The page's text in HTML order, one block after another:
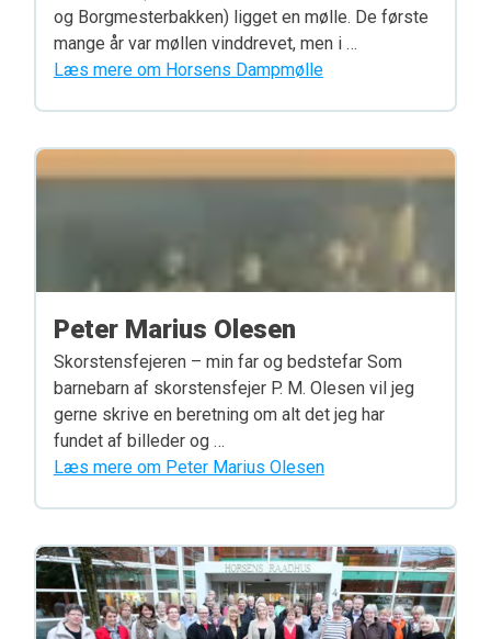
og Borgmesterbakken) ligget en mølle. De første
mange år var møllen vinddrevet, men i …
Læs mere om Horsens Dampmølle
Peter Marius Olesen
Skorstensfejeren – min far og bedstefar Som
barnebarn af skorstensfejer P. M. Olesen vil jeg
gerne skrive en beretning om alt det jeg har
fundet af billeder og …
Læs mere om Peter Marius Olesen